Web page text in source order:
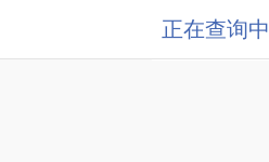
正在查询中